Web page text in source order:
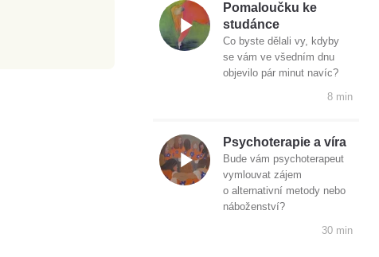
Pomaloučku ke
studánce
Co byste dělali vy, kdyby
se vám ve všedním dnu
objevilo pár minut navíc?
8 min
Psychoterapie a víra
Bude vám psychoterapeut
vymlouvat zájem
o alternativní metody nebo
náboženství?
30 min